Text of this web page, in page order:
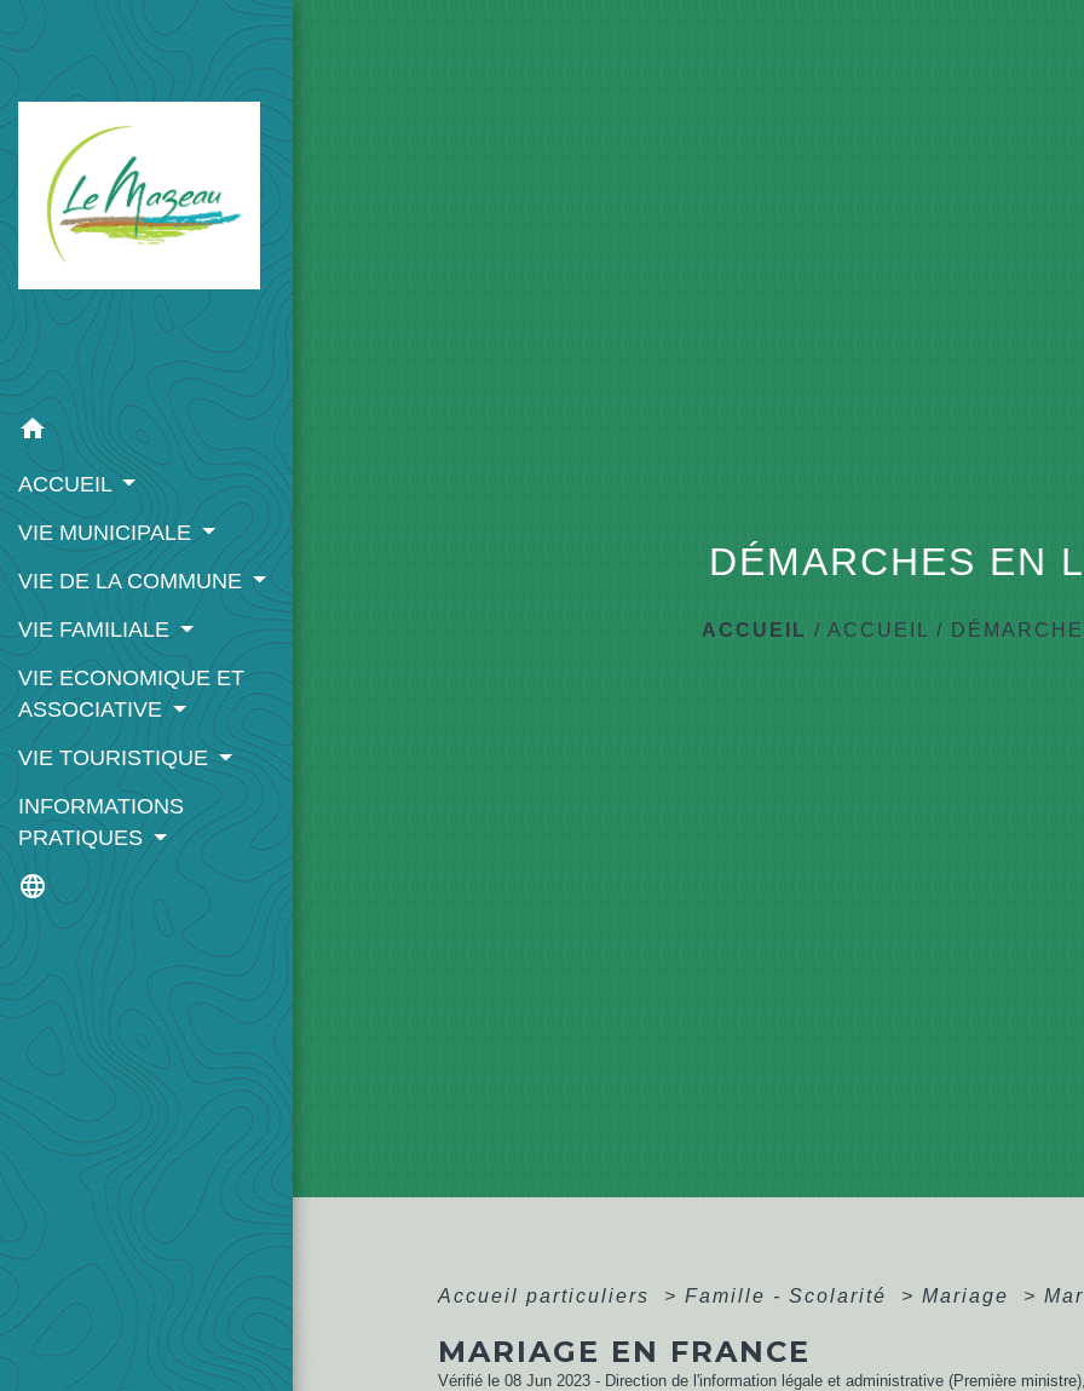
home
ACCUEIL
VIE MUNICIPALE
VIE DE LA COMMUNE
VIE FAMILIALE
VIE ECONOMIQUE ET
ASSOCIATIVE
VIE TOURISTIQUE
INFORMATIONS
PRATIQUES
language
DÉMARCHES EN
ACCUEIL/ACCUEIL /
Accueil particuliers > Famille - Scolarité > Mariage >
MARIAGE EN FRANCE
Vérifié le 08 Jun 2023 - Direction de l'information légale et administrative (Première